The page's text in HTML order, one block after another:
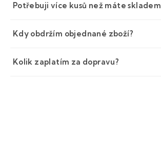
Potřebuji více kusů než máte skladem
Kdy obdržím objednané zboží?
Kolik zaplatím za dopravu?